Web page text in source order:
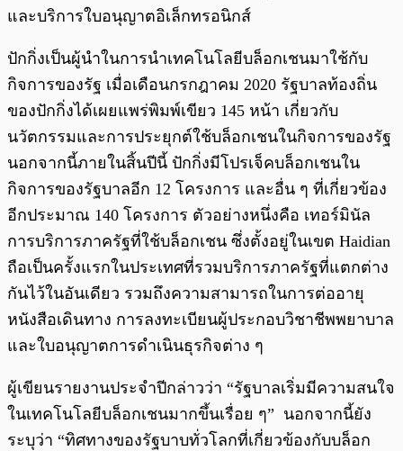
และบริการใบอนุญาตอิเล็กทรอนิกส์
ปักกิ่งเป็นผู้นำในการนำเทคโนโลยีบล็อกเชนมาใช้กับ
กิจการของรัฐ เมื่อเดือนกรกฎาคม 2020 รัฐบาลท้องถิ่น
ของปักกิ่งได้เผยแพร่พิมพ์เขียว 145 หน้า เกี่ยวกับ
นวัตกรรมและการประยุกต์ใช้บล็อกเชนในกิจการของรัฐ
นอกจากนี้ภายในสิ้นปีนี้ ปักกิ่งมีโปรเจ็คบล็อกเชนใน
กิจการของรัฐบาลอีก 12 โครงการ และอื่น ๆ ที่เกี่ยวข้อง
อีกประมาณ 140 โครงการ ตัวอย่างหนึ่งคือ เทอร์มินัล
การบริการภาครัฐที่ใช้บล็อกเชน ซึ่งตั้งอยู่ในเขต Haidian
ถือเป็นครั้งแรกในประเทศที่รวมบริการภาครัฐที่แตกต่าง
กันไว้ในอันเดียว รวมถึงความสามารถในการต่ออายุ
หนังสือเดินทาง การลงทะเบียนผู้ประกอบวิชาชีพพยาบาล
และใบอนุญาตการดำเนินธุรกิจต่าง ๆ
ผู้เขียนรายงานประจำปีกล่าวว่า “รัฐบาลเริ่มมีความสนใจ
ในเทคโนโลยีบล็อกเชนมากขึ้นเรื่อย ๆ” นอกจากนี้ยัง
ระบุว่า “ทิศทางของรัฐบาบทั่วโลกที่เกี่ยวข้องกับบล็อก